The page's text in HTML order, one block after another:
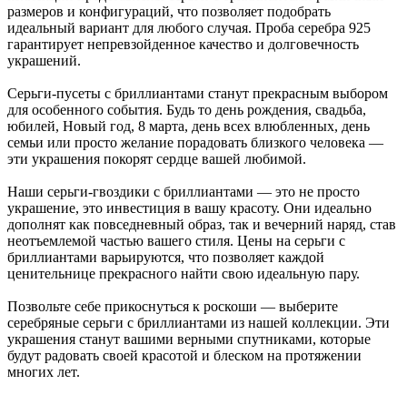
размеров и конфигураций, что позволяет подобрать
идеальный вариант для любого случая. Проба серебра 925
гарантирует непревзойденное качество и долговечность
украшений.
Серьги-пусеты с бриллиантами станут прекрасным выбором
для особенного события. Будь то день рождения, свадьба,
юбилей, Новый год, 8 марта, день всех влюбленных, день
семьи или просто желание порадовать близкого человека —
эти украшения покорят сердце вашей любимой.
Наши серьги-гвоздики с бриллиантами — это не просто
украшение, это инвестиция в вашу красоту. Они идеально
дополнят как повседневный образ, так и вечерний наряд, став
неотъемлемой частью вашего стиля. Цены на серьги с
бриллиантами варьируются, что позволяет каждой
ценительнице прекрасного найти свою идеальную пару.
Позвольте себе прикоснуться к роскоши — выберите
серебряные серьги с бриллиантами из нашей коллекции. Эти
украшения станут вашими верными спутниками, которые
будут радовать своей красотой и блеском на протяжении
многих лет.